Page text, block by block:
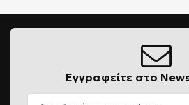
Εγγραφείτε στο